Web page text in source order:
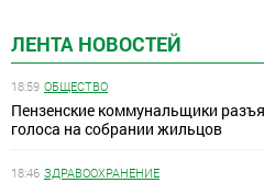
ЛЕНТА НОВОСТЕЙ
18:59 ОБЩЕСТВО
Пензенские коммунальщики
голоса на собрании жильцов
18:46 ЗДРАВООХРАНЕНИЕ